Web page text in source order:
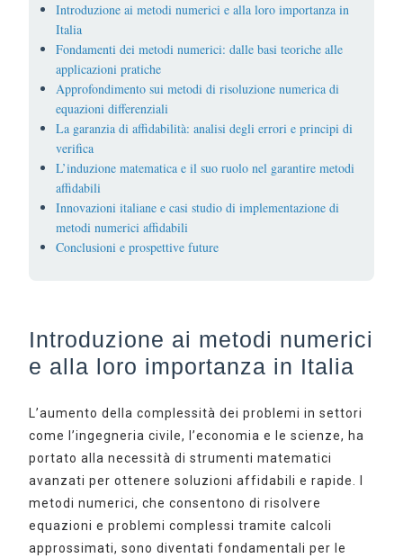
Introduzione ai metodi numerici e alla loro importanza in
Italia
Fondamenti dei metodi numerici: dalle basi teoriche alle
applicazioni pratiche
Approfondimento sui metodi di risoluzione numerica di
equazioni differenziali
La garanzia di affidabilità: analisi degli errori e principi di
verifica
L’induzione matematica e il suo ruolo nel garantire metodi
affidabili
Innovazioni italiane e casi studio di implementazione di
metodi numerici affidabili
Conclusioni e prospettive future
Introduzione ai metodi numerici
e alla loro importanza in Italia
L’aumento della complessità dei problemi in settori
come l’ingegneria civile, l’economia e le scienze, ha
portato alla necessità di strumenti matematici
avanzati per ottenere soluzioni affidabili e rapide. I
metodi numerici, che consentono di risolvere
equazioni e problemi complessi tramite calcoli
approssimati, sono diventati fondamentali per le